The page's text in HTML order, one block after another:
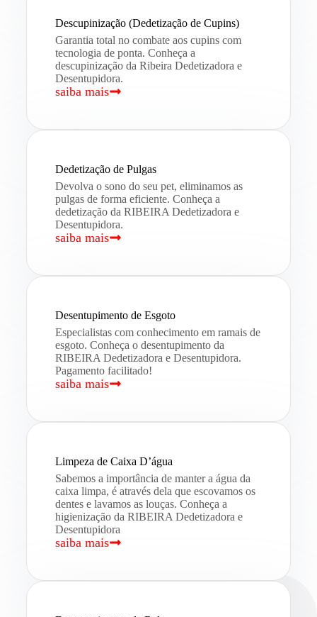
Descupinização (Dedetização de Cupins)
Garantia total no combate aos cupins com
tecnologia de ponta. Conheça a
descupinização da Ribeira Dedetizadora e
Desentupidora.
saiba mais
Dedetização de Pulgas
Devolva o sono do seu pet, eliminamos as
pulgas de forma eficiente. Conheça a
dedetização da RIBEIRA Dedetizadora e
Desentupidora.
saiba mais
Desentupimento de Esgoto
Especialistas com conhecimento em ramais de
esgoto. Conheça o desentupimento da
RIBEIRA Dedetizadora e Desentupidora.
Pagamento facilitado!
saiba mais
Limpeza de Caixa D’água
Sabemos a importância de manter a água da
caixa limpa, é através dela que escovamos os
dentes e lavamos as louças. Conheça a
higienização da RIBEIRA Dedetizadora e
Desentupidora
saiba mais